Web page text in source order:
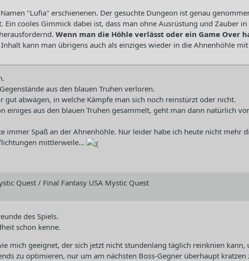
"Lufia" erschienenen. Der gesuchte Dungeon ist genau
cooles Gimmick dabei ist, dass man ohne Ausrüstung und Zauber
Wenn man die Höhle verlässt oder ein Game Over
kann man übrigens auch als einziges wieder in die Ahnenhöhle
aus den blauen Truhen verloren.
gut abwägen, in welche Kämpfe man sich noch reinstürzt oder nicht.
einiges aus den blauen Truhen gesammelt, geht man dann natürlich
immer Spaß an der Ahnenhöhle. Nur leider habe ich heute nicht mehr
mittlerweile...
Quest / Final Fantasy USA Mystic Quest
des Spiels.
schon kenne.
mich geeignet, der sich jetzt nicht stundenlang täglich reinknien
zu optimieren, nur um am nächsten Boss-Gegner überhaupt kratzen